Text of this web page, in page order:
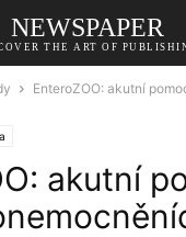
NEWSPAPER
THE ART OF
EnteroZOO: akutní
akutní